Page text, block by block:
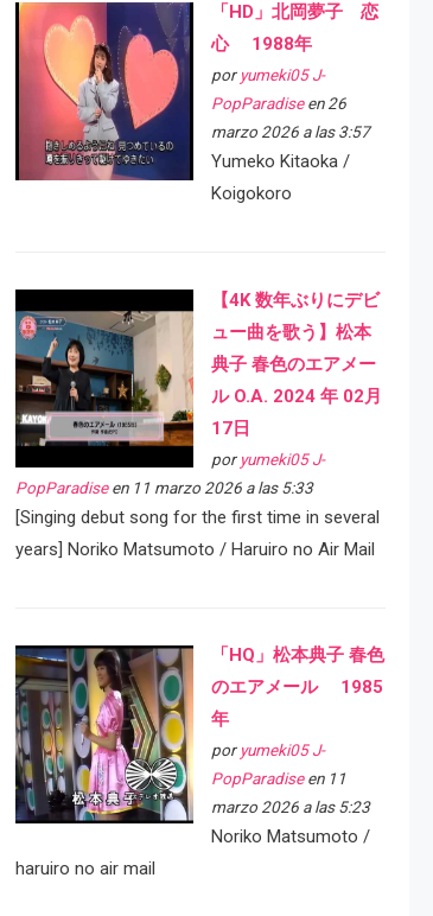
「HD」北岡夢子 恋
心 1988年
por yumeki05 J-
PopParadiseen 26
marzo 2026 a las 3:57
Yumeko Kitaoka /
Koigokoro
【4K 数年ぶりにデビ
ュー曲を歌う】松本
典子 春色のエアメー
ル O.A. 2024 年 02月
17日
por yumeki05 J-
PopParadiseen 11 marzo 2026 a las 5:33
[Singing debut song for the first time in several
years] Noriko Matsumoto / Haruiro no Air Mail
「HQ」松本典子 春色
のエアメール 1985
年
por yumeki05 J-
PopParadiseen 11
marzo 2026 a las 5:23
Noriko Matsumoto /
haruiro no air mail